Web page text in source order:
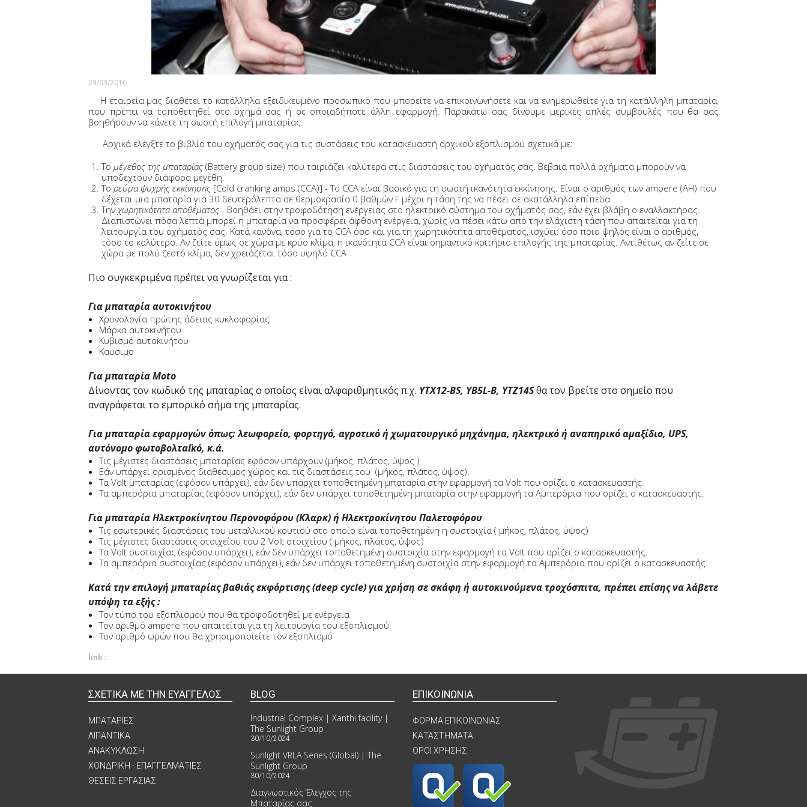
23/03/2016
Η εταιρεία μας διαθέτει το κατάλληλα εξειδικευμένο προσωπικό που μπορείτε να επικοινωνήσετε και να ενημερωθείτε για τη κατάλληλη μπαταρία,
που πρέπει να τοποθετηθεί στο όχημά σας ή σε οποιαδήποτε άλλη εφαρμογή. Παρακάτω σας δίνουμε μερικές απλές συμβουλές που θα σας
βοηθήσουν να κάνετε τη σωστή επιλογή μπαταρίας.
Αρχικά ελέγξτε το βιβλίο του οχήματός σας για τις συστάσεις του κατασκευαστή αρχικού εξοπλισμού σχετικά με:
Τομέγεθος της μπαταρίας (Battery group size) που ταιριάζει καλύτερα στις διαστάσεις του οχήματός σας. Βέβαια πολλά οχήματα μπορούν να
υποδεχτούν διάφορα μεγέθη.
Το ρεύμα ψυχρής εκκίνησης [Cold cranking amps (CCA)] - Το CCA είναι βασικό για τη σωστή ικανότητα εκκίνησης. Είναι ο αριθμός των ampere (ΑΗ) που
δέχεται μια μπαταρία για 30 δευτερόλεπτα σε θερμοκρασία 0 βαθμών F μέχρι η τάση της να πέσει σε ακατάλληλα επίπεδα.
Την χωρητικότητα αποθέματος- Βοηθάει στην τροφοδότηση ενέργειας στο ηλεκτρικό σύστημα του οχήματός σας, εάν έχει βλάβη ο εναλλακτήρας.
Διαπιστώνει πόσα λεπτά μπορεί η μπαταρία να προσφέρει άφθονη ενέργεια, χωρίς να πέσει κάτω από την ελάχιστη τάση που απαιτείται για τη
λειτουργία του οχήματός σας. Κατά κανόνα, τόσο για το CCA όσο και για τη χωρητικότητα αποθέματος, ισχύει: όσο ποιο ψηλός είναι ο αριθμός,
τόσο το καλύτερο. Αν ζείτε όμως σε χώρα με κρύο κλίμα, η ικανότητα CCA είναι σημαντικό κριτήριο επιλογής της μπαταρίας. Αντιθέτως αν ζείτε σε
χώρα με πολύ ζεστό κλίμα, δεν χρειάζεται τόσο υψηλό CCA
Πιο συγκεκριμένα πρέπει να γνωρίζεται για :
Για μπαταρία αυτοκινήτου
Χρονολογία πρώτης άδειας κυκλοφορίας
Μάρκα αυτοκινήτου
Κυβισμό αυτοκινήτου
Καύσιμο
Για μπαταρία Μοto
Δίνοντας τον κωδικό της μπαταρίας ο οποίος είναι αλφαριθμητικός π.χ. YTX12-BS, YB5L-B, YTZ14Sθα τον βρείτε στο σημείο που
αναγράφεται το εμπορικό σήμα της μπαταρίας.
Για μπαταρία εφαρμογών όπως: λεωφορείο, φορτηγό, αγροτικό ή χωματουργικό μηχάνημα, ηλεκτρικό ή αναπηρικό αμαξίδιο, UPS,
αυτόνομο φωτοβολταΪκό, κ.ά.
Τις μέγιστες διαστάσεις μπαταρίας εφόσον υπάρχουν (μήκος, πλάτος, ύψος )
Εάν υπάρχει ορισμένος διαθέσιμος χώρος και τις διαστάσεις του (μήκος, πλάτος, ύψος).
Τα Volt μπαταρίας (εφόσον υπάρχει), εάν δεν υπάρχει τοποθετημένη μπαταρία στην εφαρμογή τα Volt που ορίζει ο κατασκευαστής.
Τα αμπερόρια μπαταρίας (εφόσον υπάρχει), εάν δεν υπάρχει τοποθετημένη μπαταρία στην εφαρμογή τα Αμπερόρια που ορίζει ο κατασκευαστής.
Για μπαταρία Ηλεκτροκίνητου Περονοφόρου (Κλαρκ) ή Ηλεκτροκίνητου Παλετοφόρου
Τις εσωτερικές διαστάσεις του μεταλλικού κουτιού στο οποίο είναι τοποθετημένη η συστοιχία ( μήκος, πλάτος, ύψος)
Τις μέγιστες διαστάσεις στοιχείου του 2 Volt στοιχείου ( μήκος, πλάτος, ύψος)
Τα Volt συστοιχίας (εφόσον υπάρχει), εάν δεν υπάρχει τοποθετημένη συστοιχία στην εφαρμογή τα Volt που ορίζει ο κατασκευαστής.
Τα αμπερόρια συστοιχίας (εφόσον υπάρχει), εάν δεν υπάρχει τοποθετημένη συστοιχία στην εφαρμογή τα Αμπερόρια που ορίζει ο κατασκευαστής.
Κατά την επιλογή μπαταρίας βαθιάς εκφόρτισης (deep cycle) για χρήση σε σκάφη ή αυτοκινούμενα τροχόσπιτα, πρέπει επίσης να λάβετε
υπόψη τα εξής :
Τον τύπο του εξοπλισμού που θα τροφοδοτηθεί με ενέργεια
Τον αριθμό ampere που απαιτείται για τη λειτουργία του εξοπλισμού
Τον αριθμό ωρών που θα χρησιμοποιείτε τον εξοπλισμό
link :
ΣΧΕΤΙΚΑ ΜΕ ΤΗΝ ΕΥΑΓΓΕΛΟΣ
ΜΠΑΤΑΡΙΕΣ
ΛΙΠΑΝΤΙΚΑ
ΑΝΑΚΥΚΛΩΣΗ
ΧΟΝΔΡΙΚΗ - ΕΠΑΓΓΕΛΜΑΤΙΕΣ
ΘΕΣΕΙΣ ΕΡΓΑΣΙΑΣ
BLOG
Industrial Complex | Xanthi facility |
The Sunlight Group
30/10/2024
Sunlight VRLA Series (Global) | The
Sunlight Group
30/10/2024
Διαγνωστικός Έλεγχος της
Μπαταρίας σας
ΕΠΙΚΟΙΝΩΝΙΑ
ΦΟΡΜΑ ΕΠΙΚΟΙΝΩΝΙΑΣ
ΚΑΤΑΣΤΗΜΑΤΑ
ΟΡΟΙ ΧΡΗΣΗΣ